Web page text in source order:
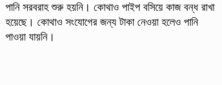
পানি সরবরাহ শুরু হয়নি। কোথাও পাইপ বসিয়ে কাজ বন্ধ রাখা
হয়েছে। কোথাও সংযোগের জন্য টাকা নেওয়া হলেও পানি
পাওয়া যায়নি।